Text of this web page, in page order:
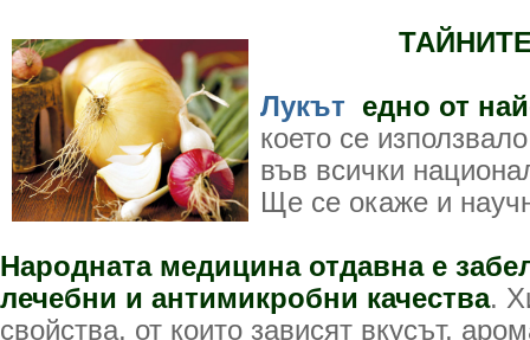
Лукът едно от
което се
във всички
Ще се окаже и
Народната медицина отдавна е
лечебни и антимикробни качества.
свойства, от които зависят вкусът,